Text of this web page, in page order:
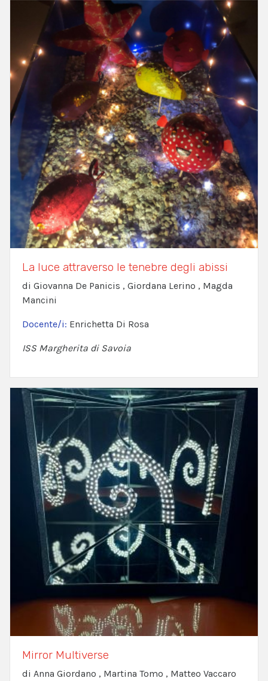
La luce attraverso le tenebre degli abissi
di Giovanna De Panicis , Giordana Lerino , Magda
Mancini
Docente/i: Enrichetta Di Rosa
ISS Margherita di Savoia
Mirror Multiverse
di Anna Giordano , Martina Tomo , Matteo Vaccaro